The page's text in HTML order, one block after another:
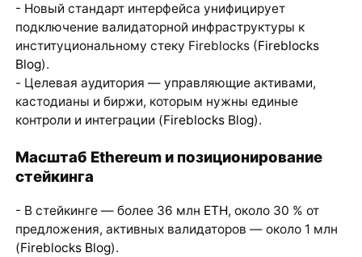
- Новый стандарт интерфейса унифицирует
подключение валидаторной инфраструктуры к
институциональному стеку Fireblocks (Fireblocks
Blog).
- Целевая аудитория — управляющие активами,
кастодианы и биржи, которым нужны единые
контроли и интеграции (Fireblocks Blog).
Масштаб Ethereum и позиционирование
стейкинга
- В стейкинге — более 36 млн ETH, около 30 % от
предложения, активных валидаторов — около 1 млн
(Fireblocks Blog).